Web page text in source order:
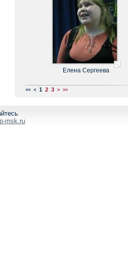
Елена Сергеева
<< < 1 2 3 > >>
msk.ru